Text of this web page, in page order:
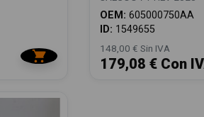
OEM: 605000750AA
ID: 1549655
148,00 € Sin IVA
179,08 € Con